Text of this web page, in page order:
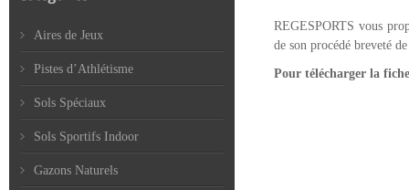
REGESPORTS vous
de son procédé breveté
Pour télécharger la
Aires de Jeux
Pistes d’Athlétisme
Sols Spéciaux
Sols Sportifs Indoor
Gazons Naturels